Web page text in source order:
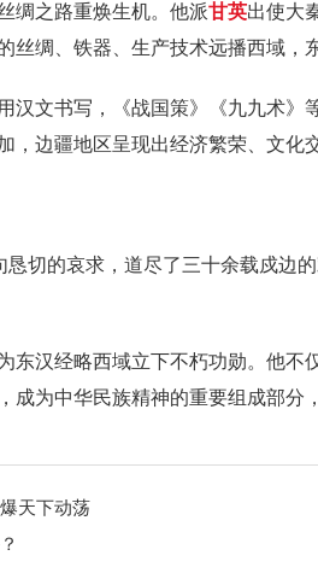
绸之路重焕生机。他派甘英出使大
绸、铁器、生产技术远播西域，
文书写，《战国策》《九九术
边疆地区呈现出经济繁荣、文化
切的哀求，道尽了三十余载戍边
汉经略西域立下不朽功勋。他
为中华民族精神的重要组成部分
天下动荡